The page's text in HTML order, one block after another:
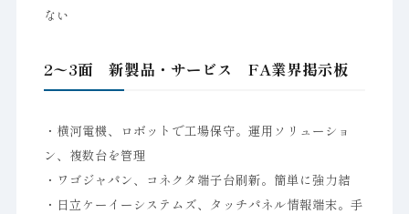
ない
2〜3面 新製品・サービス FA業界掲示板
・横河電機、ロボットで工場保守。運用ソリューショ
ン、複数台を管理
・ワゴジャパン、コネクタ端子台刷新。簡単に強力結
・日立ケーイーシステムズ、タッチパネル情報端末。手